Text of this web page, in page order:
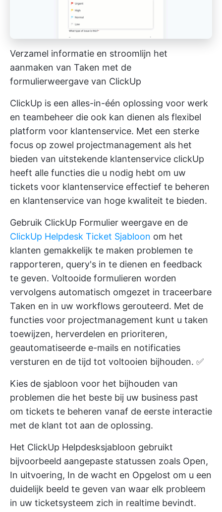
Verzamel informatie en stroomlijn het
aanmaken van Taken met de
formulierweergave van ClickUp
ClickUp is een alles-in-één oplossing voor werk
en teambeheer die ook kan dienen als flexibel
platform voor klantenservice. Met een sterke
focus op zowel projectmanagement als het
bieden van uitstekende klantenservice clickUp
heeft alle functies die u nodig hebt om uw
tickets voor klantenservice effectief te beheren
en klantenservice van hoge kwaliteit te bieden.
Gebruik ClickUp Formulier weergave en de
ClickUp Helpdesk Ticket Sjabloon om het
klanten gemakkelijk te maken problemen te
rapporteren, query's in te dienen en feedback
te geven. Voltooide formulieren worden
vervolgens automatisch omgezet in traceerbare
Taken en in uw workflows gerouteerd. Met de
functies voor projectmanagement kunt u taken
toewijzen, herverdelen en prioriteren,
geautomatiseerde e-mails en notificaties
versturen en de tijd tot voltooien bijhouden. ✅
Kies de sjabloon voor het bijhouden van
problemen die het beste bij uw business past
om tickets te beheren vanaf de eerste interactie
met de klant tot aan de oplossing.
Het ClickUp Helpdesksjabloon gebruikt
bijvoorbeeld aangepaste statussen zoals Open,
In uitvoering, In de wacht en Opgelost om u een
duidelijk beeld te geven van waar elk probleem
in uw ticketsysteem zich in realtime bevindt.